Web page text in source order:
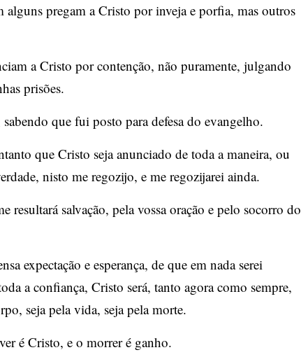
alguns pregam a Cristo por inveja e porfia, mas outros
a Cristo por contenção, não puramente, julgando
prisões.
que fui posto para defesa do evangelho.
que Cristo seja anunciado de toda a maneira, ou
nisto me regozijo, e me regozijarei ainda.
resultará salvação, pela vossa oração e pelo socorro do
expectação e esperança, de que em nada serei
a confiança, Cristo será, tanto agora como sempre,
seja pela vida, seja pela morte.
é Cristo, e o morrer é ganho.